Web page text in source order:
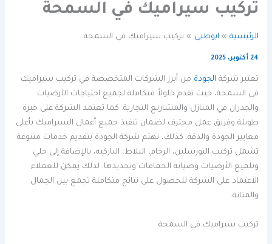
تركيب سيراميك في السمحة
الرئيسية ابوظبي تركيب سيراميك في السمحة
24 أكتوبر، 2025
تعتبر شركة الجودة من أبرز الشركات المتخصصة في تركيب سيراميك
في السمحة، حيث تقدم حلولاً متكاملة لجميع احتياجات الأرضيات
والجدران في المنازل والمشاريع التجارية. كما تعتمد الشركة على خبرة
طويلة وفريق عمل محترف لضمان تنفيذ جميع أعمال السيراميك بأعلى
معايير الجودة والدقة. كذلك، تهتم شركة الجودة بتقديم خدمات متنوعة
تشمل تركيب البورسلين، الرخام، البلاط، الباركيه، بالإضافة إلى جلي
وتلميع الأرضيات وصيانة الحمامات وتجديدها. لذلك يمكن للعملاء
الاعتماد على الشركة للحصول على نتائج متكاملة تجمع بين الجمال
والمتانة.
تركيب سيراميك في السمحة